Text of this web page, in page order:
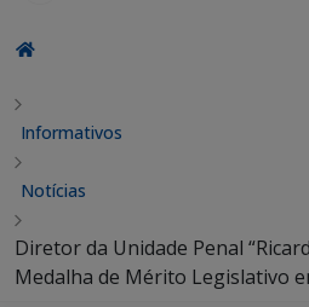
Informativos
Notícias
Diretor da Unidade Penal
Medalha de Mérito Legislativo